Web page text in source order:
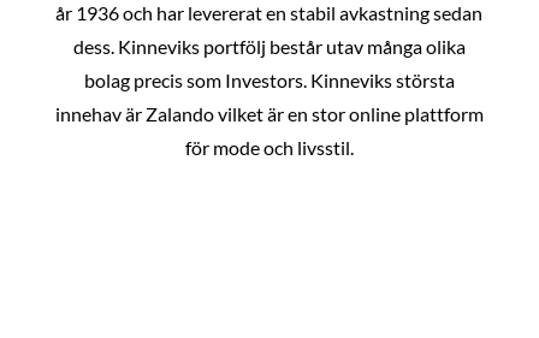
år 1936 och har levererat en stabil avkastning sedan
dess. Kinneviks portfölj består utav många olika
bolag precis som Investors. Kinneviks största
innehav är Zalando vilket är en stor online plattform
för mode och livsstil.